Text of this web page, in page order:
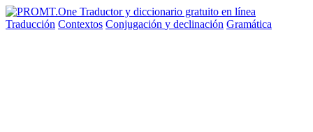
Traducción Contextos Conjugación y declinación Gramática